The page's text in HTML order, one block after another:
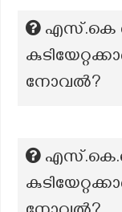
എസ്.കെ
നോവൽ?